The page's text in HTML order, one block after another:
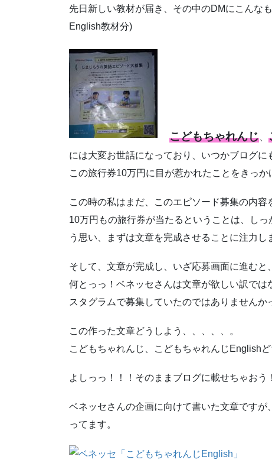
先日新しい教材が届き、その中のDMにこんな
English教材分)
こどもちゃれんじ
には大変お世話になっており、いつかブログに
この旅行券10万円に目が惹かれたことをきっ
この時の私はまだ、このエピソード募集の内容
10万円もの旅行券が当たるということは、し
う思い、まずは文章を完成させることに注力し
そして、文章が完成し、いざ応募画面に進むと
何とっっ！ベネッセさんは文章が欲しい訳で
スタグラムで募集していたのではありませんか
この作った文章どうしよう、、、、、。
こどもちゃれんじ、こどもちゃれんじEnglish
よしっっ！！！そのままブログに載せちゃおう
ベネッセさんの企画に向けて書いた文章です
ってます。